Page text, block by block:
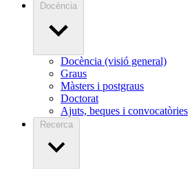
Docència
Docència (visió general)
Graus
Màsters i postgraus
Doctorat
Ajuts, beques i convocatòries
Recerca